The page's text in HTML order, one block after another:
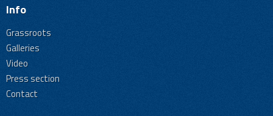
Info
Grassroots
Galleries
Video
Press section
Contact